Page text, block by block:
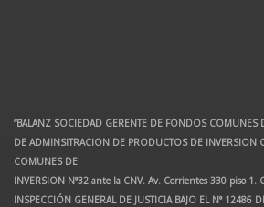
“BALANZ SOCIEDAD GERENTE DE FONDOS COMUNES
DE ADMINSITRACION DE PRODUCTOS DE INVERSION
COMUNES DE
INVERSION N°32 ante la CNV. Av. Corrientes 330 piso 1.
INSPECCIÓN GENERAL DE JUSTICIA BAJO EL N° 12486